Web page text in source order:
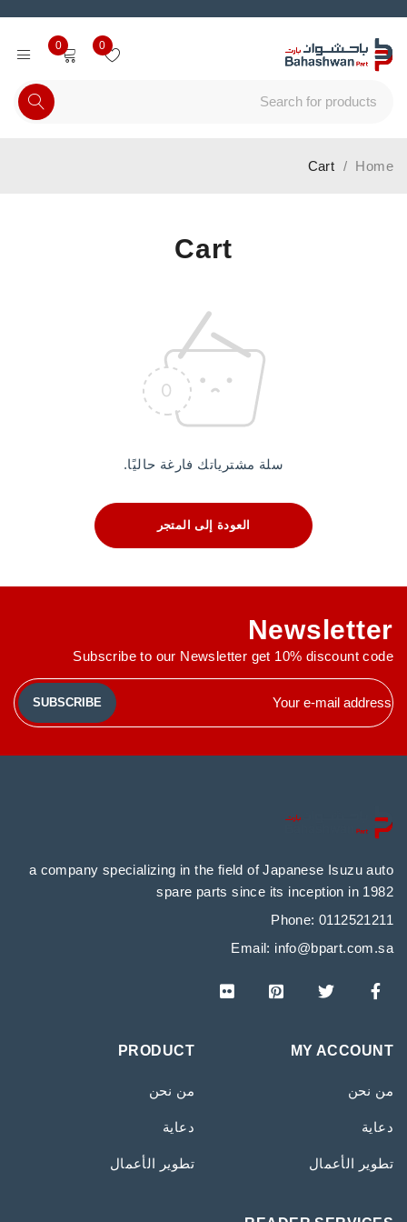
0
0
Cart
Home
/
Cart
سلة مشترياتك فارغة حاليًا.
العودة إلى المتجر
Newsletter
Subscribe to our Newsletter get 10% discount code
SUBSCRIBE
a company specializing in the field of Japanese Isuzu auto
spare parts since its inception in 1982
Phone: 0112521211
Email: info@bpart.com.sa
MY ACCOUNT
من نحن
دعاية
تطوير الأعمال
PRODUCT
من نحن
دعاية
تطوير الأعمال